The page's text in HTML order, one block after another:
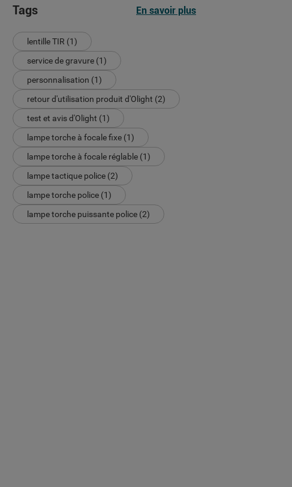
Tags En savoir plus
lentille TIR (1)
service de gravure (1)
personnalisation (1)
retour d'utilisation produit d'Olight (2)
test et avis d'Olight (1)
lampe torche à focale fixe (1)
lampe torche à focale réglable (1)
lampe tactique police (2)
lampe torche police (1)
lampe torche puissante police (2)